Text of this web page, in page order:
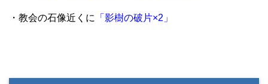
・教会の石像近くに 「影樹の破片×2」